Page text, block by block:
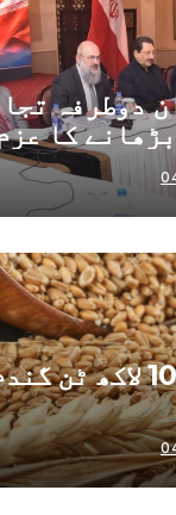
کا
وفاق کی 10 لاکھ